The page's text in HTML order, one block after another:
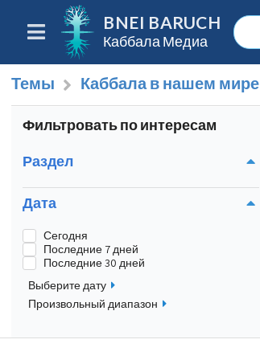
BNEI BARUCH
Каббала Медиа
Темы Каббала в нашем мире
Фильтровать по интересам
Раздел
Дата
Сегодня
Последние 7 дней
Последние 30 дней
Выберите дату
Произвольный диапазон